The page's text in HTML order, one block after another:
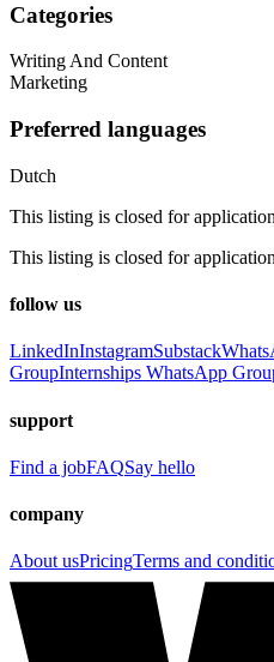
Categories
Writing And Content
Marketing
Preferred languages
Dutch
This listing is closed for
This listing is closed for
follow us
LinkedInInstagramSubstack
GroupInternships WhatsApp
support
Find a jobFAQSay hello
company
About usPricingTerms and